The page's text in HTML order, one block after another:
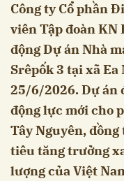
Công ty Cổ phần
viên Tập đoàn KN
động Dự án Nhà
Srêpốk 3 tại xã
25/6/2026. Dự án
động lực mới cho
Tây Nguyên,
tiêu tăng trưởng
lượng của Việt